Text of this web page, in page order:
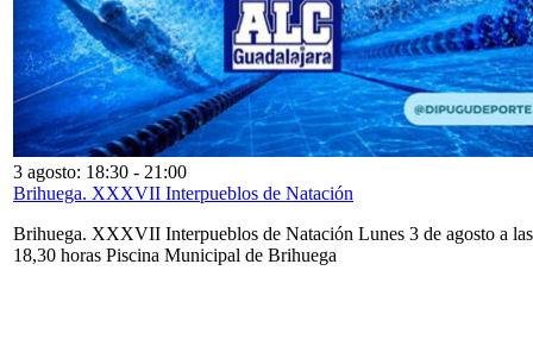
3 agosto: 18:30 - 21:00
Brihuega. XXXVII Interpueblos de Natación
Brihuega. XXXVII Interpueblos de Natación Lunes 3 de agosto a las
18,30 horas Piscina Municipal de Brihuega